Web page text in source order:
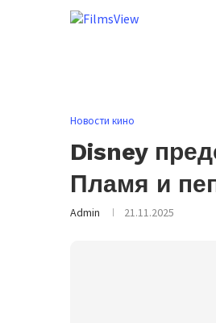
Новости кино
Disney
Пламя и
Admin 21.11.2025